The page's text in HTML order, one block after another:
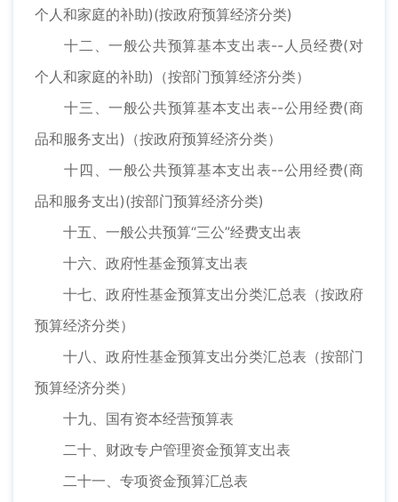
个人和家庭的补助)(按政府预算经济分类)
十二、一般公共预算基本支出表--人员经费(对
个人和家庭的补助)（按部门预算经济分类）
十三、一般公共预算基本支出表--公用经费(商
品和服务支出)（按政府预算经济分类）
十四、一般公共预算基本支出表--公用经费(商
品和服务支出)(按部门预算经济分类)
十五、一般公共预算“三公”经费支出表
十六、政府性基金预算支出表
十七、政府性基金预算支出分类汇总表（按政府
预算经济分类）
十八、政府性基金预算支出分类汇总表（按部门
预算经济分类）
十九、国有资本经营预算表
二十、财政专户管理资金预算支出表
二十一、专项资金预算汇总表